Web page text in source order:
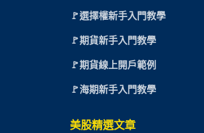
🚩選擇權新手入門教學
🚩期貨新手入門教學
🚩期貨線上開戶範例
🚩海期新手入門教學
美股精選文章